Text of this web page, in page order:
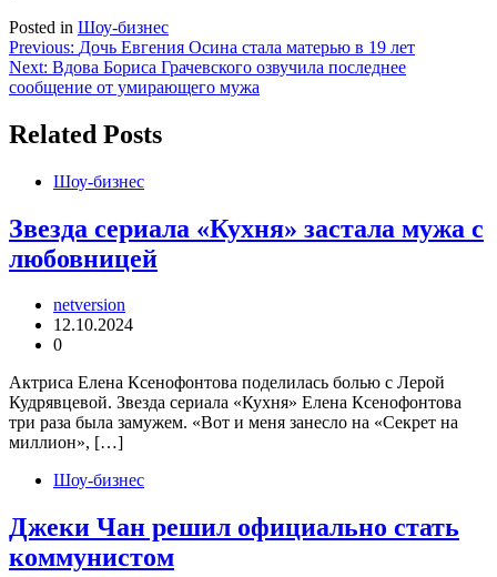
Posted in Шоу-бизнес
Навигация
по
Previous: Дочь Евгения Осина стала матерью в 19 лет
Next: Вдова Бориса Грачевского озвучила последнее
сообщение от умирающего мужа
Related Posts
Шоу-бизнес
Звезда сериала «Кухня» застала мужа с
любовницей
netversion
12.10.2024
0
Актриса Елена Ксенофонтова поделилась болью с Лерой
Кудрявцевой. Звезда сериала «Кухня» Елена Ксенофонтова
три раза была замужем. «Вот и меня занесло на «Секрет на
миллион», […]
Шоу-бизнес
Джеки Чан решил официально стать
коммунистом